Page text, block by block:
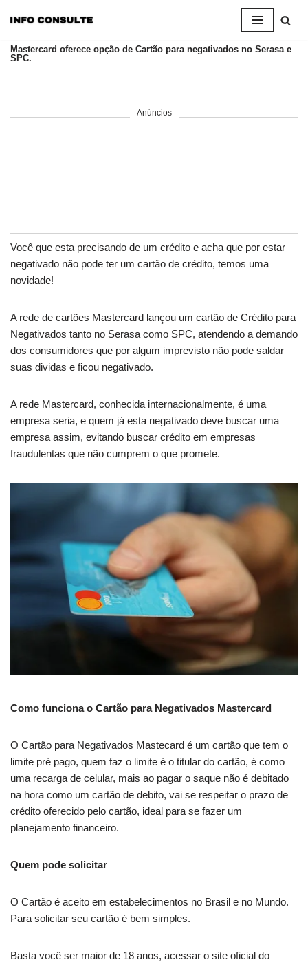
para
Mastercard oferece opção de Cartão para negativados no Serasa e
SPC.
Anúncios
Você que esta precisando de um crédito e acha que por estar
negativado não pode ter um cartão de crédito, temos uma
novidade!
A rede de cartões Mastercard lançou um cartão de Crédito para
Negativados tanto no Serasa como SPC, atendendo a demando
dos consumidores que por algum imprevisto não pode saldar
suas dividas e ficou negativado.
A rede Mastercard, conhecida internacionalmente, é uma
empresa seria, e quem já esta negativado deve buscar uma
empresa assim, evitando buscar crédito em empresas
fraudulentas que não cumprem o que promete.
Como funciona o Cartão para Negativados Mastercard
O Cartão para Negativados Mastecard é um cartão que tem o
limite pré pago, quem faz o limite é o titular do cartão, é como
uma recarga de celular, mais ao pagar o saque não é debitado
na hora como um cartão de debito, vai se respeitar o prazo de
crédito oferecido pelo cartão, ideal para se fazer um
planejamento financeiro.
Quem pode solicitar
O Cartão é aceito em estabelecimentos no Brasil e no Mundo.
Para solicitar seu cartão é bem simples.
Basta você ser maior de 18 anos, acessar o site oficial do